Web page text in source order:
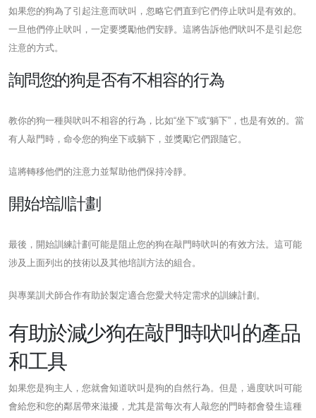
如果您的狗為了引起注意而吠叫，忽略它們直到它們停止吠叫是有效的。
一旦他們停止吠叫，一定要獎勵他們安靜。這將告訴他們吠叫不是引起您
注意的方式。
詢問您的狗是否有不相容的行為
教你的狗一種與吠叫不相容的行為，比如“坐下”或“躺下”，也是有效的。當
有人敲門時，命令您的狗坐下或躺下，並獎勵它們跟隨它。
這將轉移他們的注意力並幫助他們保持冷靜。
開始培訓計劃
最後，開始訓練計劃可能是阻止您的狗在敲門時吠叫的有效方法。這可能
涉及上面列出的技術以及其他培訓方法的組合。
與專業訓犬師合作有助於製定適合您愛犬特定需求的訓練計劃。
有助於減少狗在敲門時吠叫的產品
和工具
如果您是狗主人，您就會知道吠叫是狗的自然行為。但是，過度吠叫可能
會給您和您的鄰居帶來滋擾，尤其是當每次有人敲您的門時都會發生這種